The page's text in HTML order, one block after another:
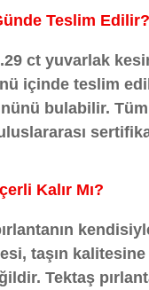
Teslim Edilir?
ct yuvarlak
içinde teslim
bulabilir.
Kalır Mı?
taşın
Tektaş